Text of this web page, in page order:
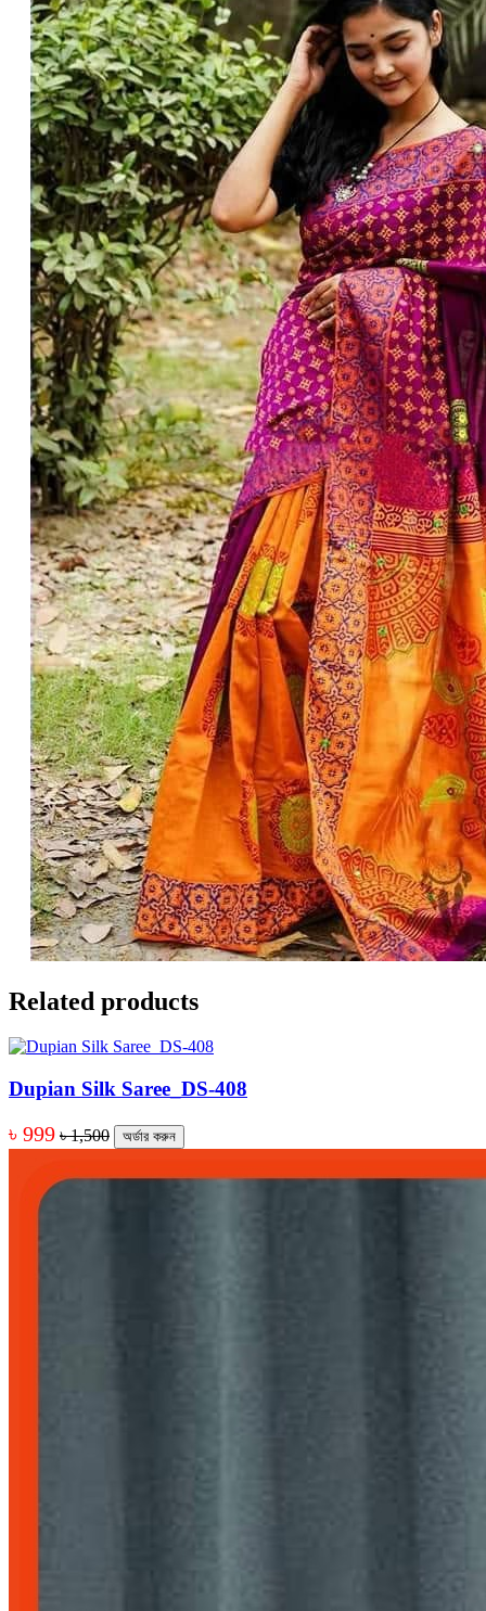
Related products
Dupian Silk Saree_DS-408
৳ 999 ৳ 1,500 অর্ডার করুন